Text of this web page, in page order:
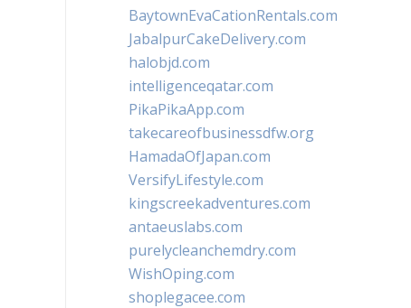
BaytownEvaCationRentals.com
JabalpurCakeDelivery.com
halobjd.com
intelligenceqatar.com
PikaPikaApp.com
takecareofbusinessdfw.org
HamadaOfJapan.com
VersifyLifestyle.com
kingscreekadventures.com
antaeuslabs.com
purelycleanchemdry.com
WishOping.com
shoplegacee.com